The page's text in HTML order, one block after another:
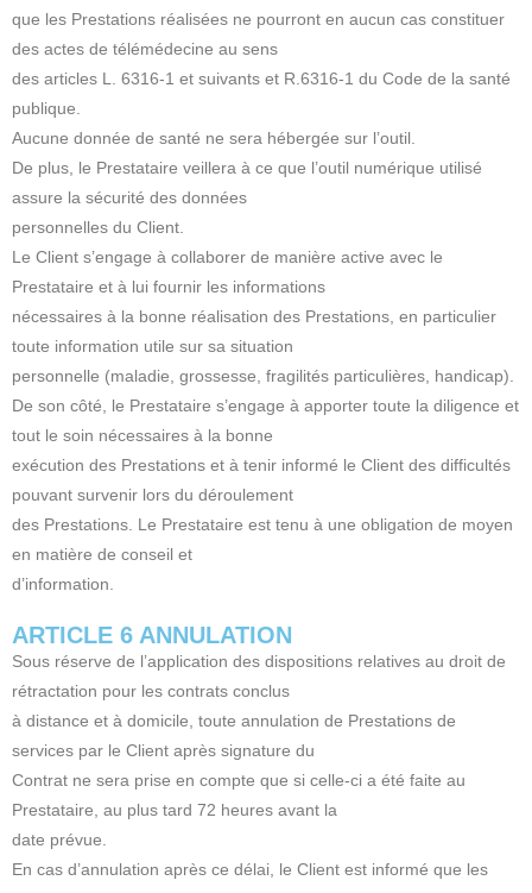
que les Prestations réalisées ne pourront en aucun cas constituer
des actes de télémédecine au sens
des articles L. 6316-1 et suivants et R.6316-1 du Code de la santé
publique.
Aucune donnée de santé ne sera hébergée sur l’outil.
De plus, le Prestataire veillera à ce que l’outil numérique utilisé
assure la sécurité des données
personnelles du Client.
Le Client s’engage à collaborer de manière active avec le
Prestataire et à lui fournir les informations
nécessaires à la bonne réalisation des Prestations, en particulier
toute information utile sur sa situation
personnelle (maladie, grossesse, fragilités particulières, handicap).
De son côté, le Prestataire s’engage à apporter toute la diligence et
tout le soin nécessaires à la bonne
exécution des Prestations et à tenir informé le Client des difficultés
pouvant survenir lors du déroulement
des Prestations. Le Prestataire est tenu à une obligation de moyen
en matière de conseil et
d’information.
ARTICLE 6 ANNULATION
Sous réserve de l’application des dispositions relatives au droit de
rétractation pour les contrats conclus
à distance et à domicile, toute annulation de Prestations de
services par le Client après signature du
Contrat ne sera prise en compte que si celle-ci a été faite au
Prestataire, au plus tard 72 heures avant la
date prévue.
En cas d’annulation après ce délai, le Client est informé que les